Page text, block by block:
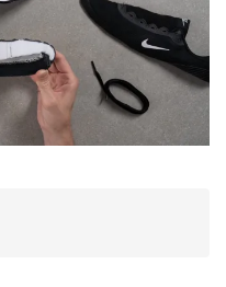
19.8 mm 20.7 mm
Media Media